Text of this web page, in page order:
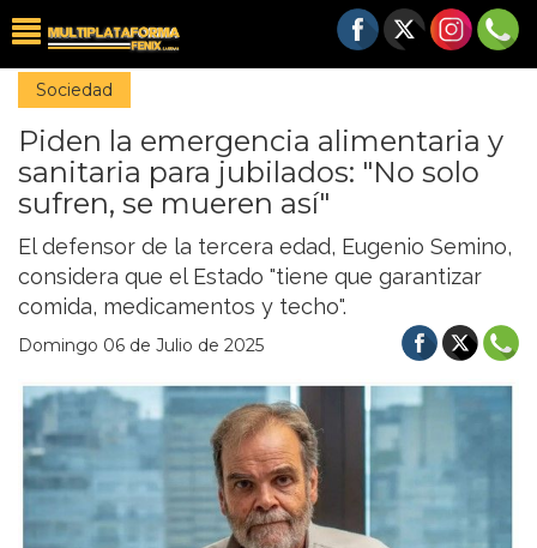
Sociedad
Piden la emergencia alimentaria y
sanitaria para jubilados: "No solo
sufren, se mueren así"
El defensor de la tercera edad, Eugenio Semino,
considera que el Estado "tiene que garantizar
comida, medicamentos y techo".
Domingo 06 de Julio de 2025